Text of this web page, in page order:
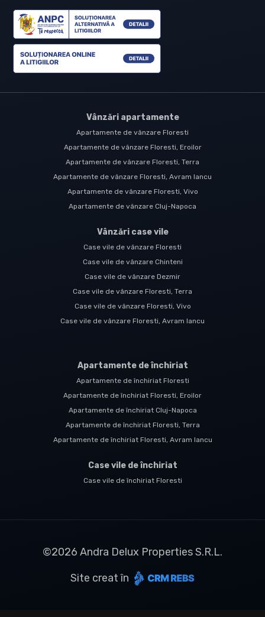
Vânzări apartamente
Apartamente de vânzare Floresti
Apartamente de vânzare Floresti, Eroilor
Apartamente de vânzare Floresti, Terra
Apartamente de vânzare Floresti, Avram Iancu
Apartamente de vânzare Floresti, Vivo
Apartamente de vânzare Cluj-Napoca
Vânzări case vile
Case vile de vânzare Floresti
Case vile de vânzare Chinteni
Case vile de vânzare Dezmir
Case vile de vânzare Floresti, Terra
Case vile de vânzare Floresti, Vivo
Case vile de vânzare Floresti, Avram Iancu
Apartamente de închiriat
Apartamente de închiriat Floresti
Apartamente de închiriat Floresti, Eroilor
Apartamente de închiriat Cluj-Napoca
Apartamente de închiriat Floresti, Terra
Apartamente de închiriat Floresti, Avram Iancu
Case vile de închiriat
Case vile de închiriat Floresti
©2026 Andra Delux Properties S.R.L.
Site creat în